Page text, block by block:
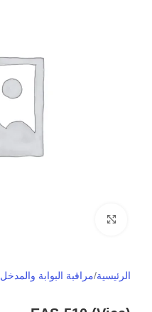
الرئيسية مراقبة البوابة والمدخل